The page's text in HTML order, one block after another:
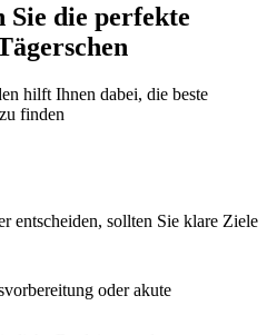
Sie die perfekte
hilft Ihnen dabei, die beste
finden
entscheiden, sollten Sie klare Ziele
oder akute